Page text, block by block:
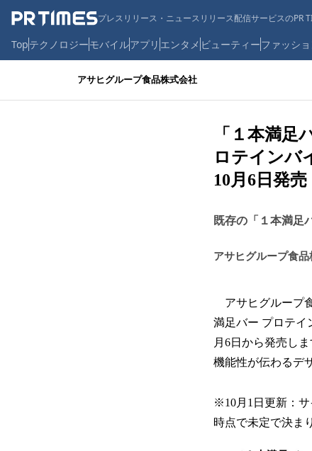
プレスリリース・ニュースリリース配信サービスのPR
Topテクノロジーモバイルアプリ エンタメ ビューティーファッシ
アサヒグループ食品株式会社
「１本満
ロテインバ
10月6日発売
既存の「１本満足
アサヒグループ食品
アサヒグループ
満足バー プロテイ
月6日から発売し
機能性が伝わるデ
※10月1日更新：
時点で未定で決ま